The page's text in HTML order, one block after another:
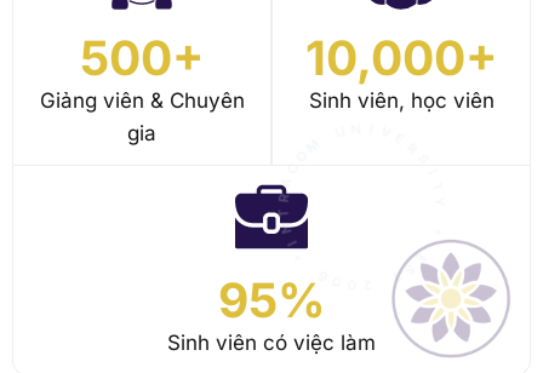
gia
95%
N
R A O M
U
I
V
T